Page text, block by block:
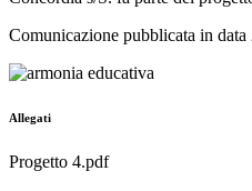
Comunicazione pubblicata in data
Allegati
Progetto 4.pdf